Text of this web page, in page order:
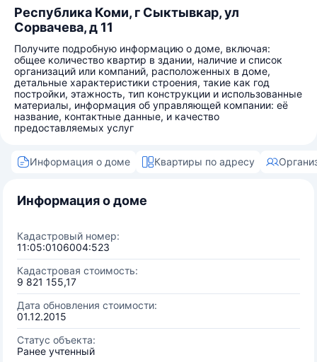
Республика Коми, г Сыктывкар, ул
Сорвачева, д 11
Получите подробную информацию о доме, включая:
общее количество квартир в здании, наличие и список
организаций или компаний, расположенных в доме,
детальные характеристики строения, такие как год
постройки, этажность, тип конструкции и использованные
материалы, информация об управляющей компании: её
название, контактные данные, и качество
предоставляемых услуг
Информация о доме Квартиры по адресу
Информация о доме
Кадастровый номер:
11:05:0106004:523
Кадастровая стоимость:
9 821 155,17
Дата обновления стоимости:
01.12.2015
Статус объекта:
Ранее учтенный